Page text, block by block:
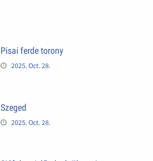
Pisai ferde torony
2025. Oct. 28.
Szeged
2025. Oct. 28.